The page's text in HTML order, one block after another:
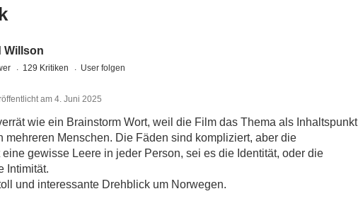
Willson
129 Kritiken User folgen
am 4. Juni 2025
wie ein Brainstorm Wort, weil die Film das Thema als Inhaltspunkt
mehreren Menschen. Die Fäden sind kompliziert, aber die
gewisse Leere in jeder Person, sei es die Identität, oder die
Intimität.
und interessante Drehblick um Norwegen.